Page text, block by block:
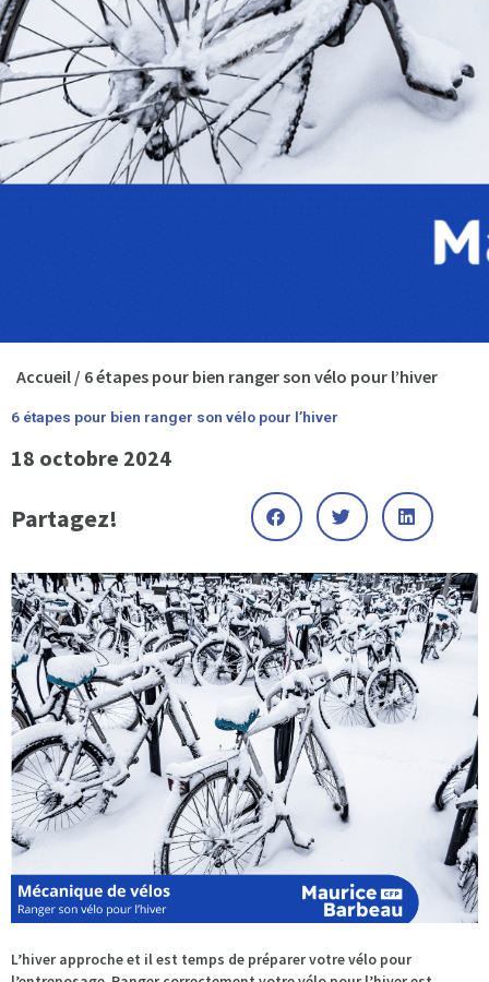
Accueil / 6 étapes pour bien ranger son vélo pour l’hiver
6 étapes pour bien ranger son vélo pour l’hiver
18 octobre 2024
Partagez!
L’hiver approche et il est temps de préparer votre vélo pour